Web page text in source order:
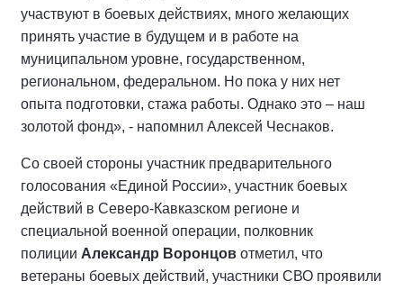
участвуют в боевых действиях, много желающих
принять участие в будущем и в работе на
муниципальном уровне, государственном,
региональном, федеральном. Но пока у них нет
опыта подготовки, стажа работы. Однако это – наш
золотой фонд», - напомнил Алексей Чеснаков.
Со своей стороны участник предварительного
голосования «Единой России», участник боевых
действий в Северо-Кавказском регионе и
специальной военной операции, полковник
полиции Александр Воронцов отметил, что
ветераны боевых действий, участники СВО проявили